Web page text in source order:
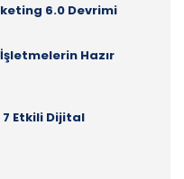
6.0 Devrimi
Hazır
Etkili Dijital